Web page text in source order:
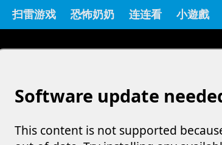
扫雷游戏 恐怖奶奶 连连看 小遊戲